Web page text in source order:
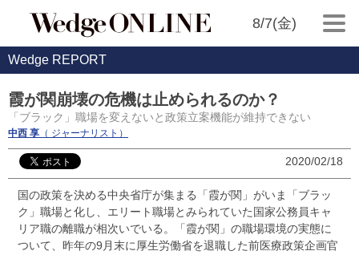
8/7(金)
Wedge REPORT
霞が関崩壊の危機は止められるのか？
「ブラック」職場を変えないと政策立案機能が維持できない
中西 享 （ ジャーナリスト）
2020/02/18
国の政策を決める中央省庁が集まる「霞が関」がいま「ブラッ
ク」職場と化し、エリート職場とみられていた国家公務員キャ
リア職の離職が相次いでいる。「霞が関」の職場環境の実態に
ついて、昨年の9月末に厚生労働省を退職した前医療政策企画官